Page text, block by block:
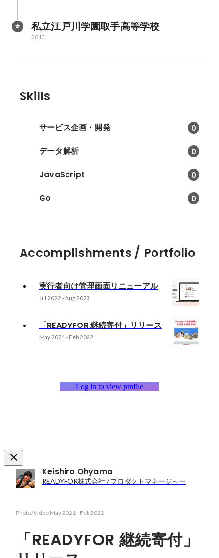
私立江戸川学園取手高等学校
2013
Skills
サービス企画・開発 0
データ解析 0
JavaScript 0
Go 0
Accomplishments / Portfolio
実行者向け管理画面リニューアル
Jul 2022 -Aug 2023
「READYFOR 継続寄付」リリース
May 2021- Feb 2022
Log in to view profile
Keishiro Ohyama
READYFOR株式会社 / プロダクトマネージャー
Photo/Video May 2021- Feb 2022
「READYFOR 継続寄付」